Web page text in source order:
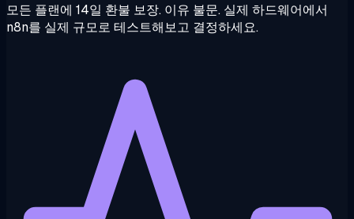
모든 플랜에 14일 환불 보장. 이유 불문. 실제 하드웨어에서
n8n를 실제 규모로 테스트해보고 결정하세요.